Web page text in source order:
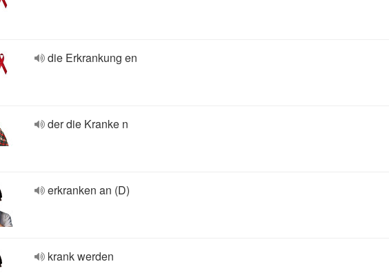
die Erkrankung en
der die Kranke n
erkranken an (D)
krank werden